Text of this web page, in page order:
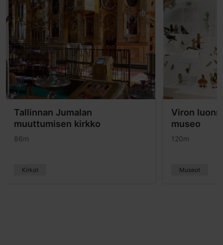
Tallinnan Jumalan
muuttumisen kirkko
86m
Kirkot
Viron
museo
120m
Museot